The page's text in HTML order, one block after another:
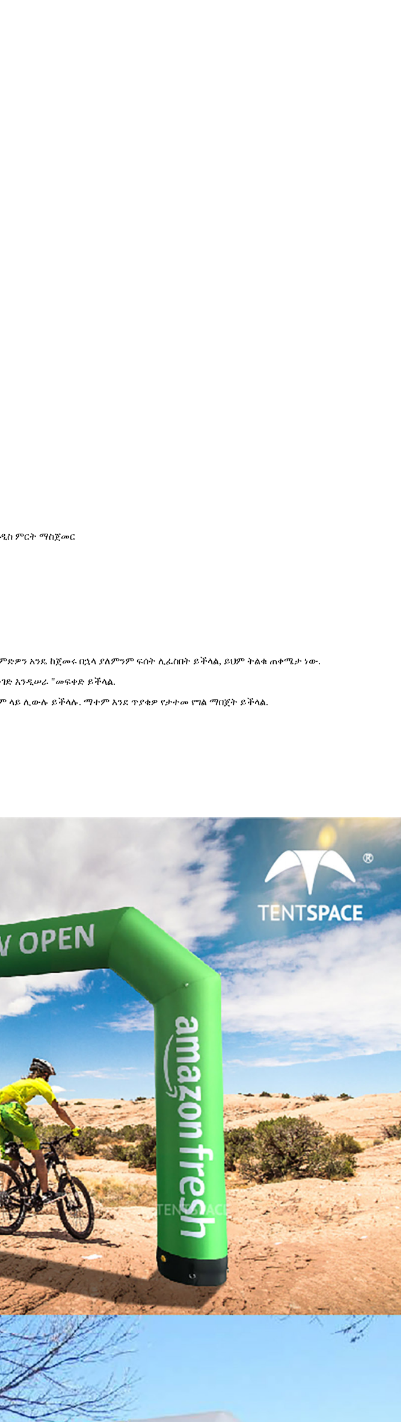
ምርት ማስጀመር
አንዴ ከጀመሩ በኋላ ያለምንም ፍሰት ሊፈስበት ይችላል, ይህም ትልቁ ጠቀሜታ ነው.
እንዲሠራ "መፍቀድ ይችላል.
ላይ ሊውሉ ይችላሉ. ማተም እንደ ጥያቄዎ የታተመ የግል ማበጀት ይችላል.